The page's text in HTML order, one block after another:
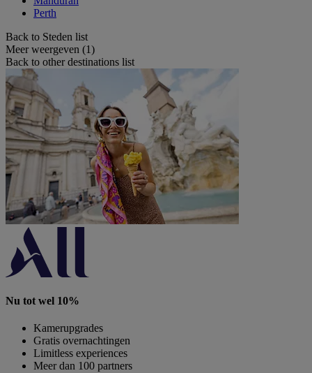
Perth
Back to Steden list
Meer weergeven (1)
Back to other destinations list
Nu tot wel 10%
Kamerupgrades
Gratis overnachtingen
Limitless experiences
Meer dan 100 partners